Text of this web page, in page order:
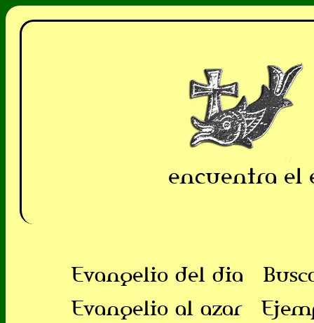
encuentra el
Evangelio del dia
Evangelio al azar